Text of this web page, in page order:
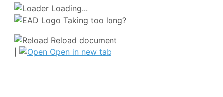
Loading...
Taking too long?
Reload document
Open in new tab